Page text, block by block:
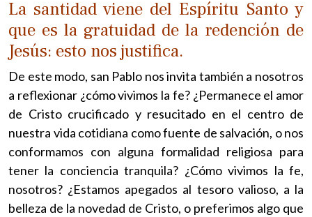
La santidad viene del Espíritu Santo y
que es la gratuidad de la redención de
Jesús: esto nos justifica.
De este modo, san Pablo nos invita también a nosotros
a reflexionar ¿cómo vivimos la fe? ¿Permanece el amor
de Cristo crucificado y resucitado en el centro de
nuestra vida cotidiana como fuente de salvación, o nos
conformamos con alguna formalidad religiosa para
tener la conciencia tranquila? ¿Cómo vivimos la fe,
nosotros? ¿Estamos apegados al tesoro valioso, a la
belleza de la novedad de Cristo, o preferimos algo que